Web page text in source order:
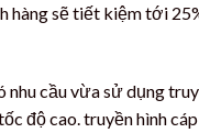
hàng sẽ tiết kiệm tới
nhu cầu vừa sử dụng
độ cao. truyền hình cáp